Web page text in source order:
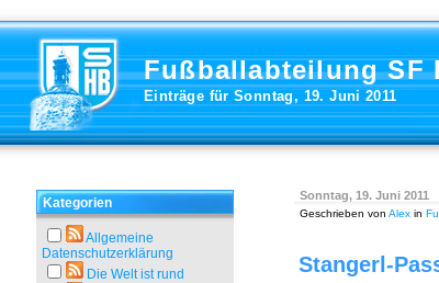
Fußballabteilung SF
Einträge für Sonntag, 19. Juni 2011
Kategorien
Allgemeine
Datenschutzerklärung
Die Welt ist rund
Sonntag, 19. Juni 2011
Geschrieben von Alex in
Stangerl-